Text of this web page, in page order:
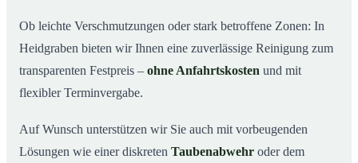
Ob leichte Verschmutzungen oder stark betroffene Zonen: In
Heidgraben bieten wir Ihnen eine zuverlässige Reinigung zum
transparenten Festpreis – ohne Anfahrtskosten und mit
flexibler Terminvergabe.
Auf Wunsch unterstützen wir Sie auch mit vorbeugenden
Lösungen wie einer diskreten Taubenabwehr oder dem